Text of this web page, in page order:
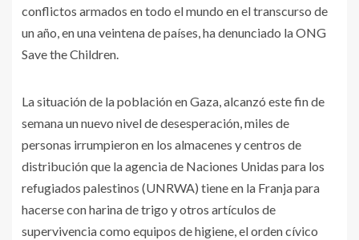
conflictos armados en todo el mundo en el transcurso de
un año, en una veintena de países, ha denunciado la ONG
Save the Children.
La situación de la población en Gaza, alcanzó este fin de
semana un nuevo nivel de desesperación, miles de
personas irrumpieron en los almacenes y centros de
distribución que la agencia de Naciones Unidas para los
refugiados palestinos (UNRWA) tiene en la Franja para
hacerse con harina de trigo y otros artículos de
supervivencia como equipos de higiene, el orden cívico